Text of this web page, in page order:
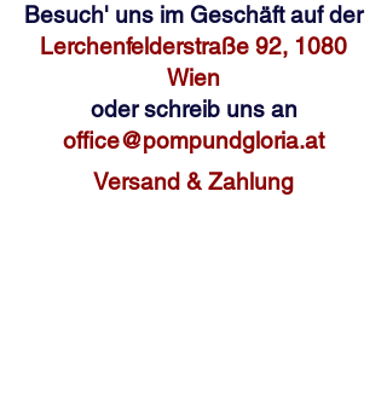
Besuch' uns im Geschäft auf der
Lerchenfelderstraße 92, 1080
Wien
oder schreib uns an
office@pompundgloria.at
Versand & Zahlung